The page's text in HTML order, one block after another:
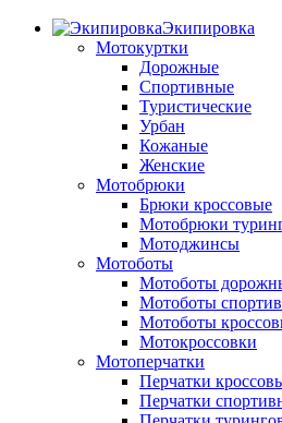
Экипировка
Мотокуртки
Дорожные
Спортивные
Туристические
Урбан
Кожаные
Женские
Мотобрюки
Брюки кроссовые
Мотобрюки
Мотоджинсы
Мотоботы
Мотоботы
Мотоботы
Мотоботы
Мотокроссовки
Мотоперчатки
Перчатки
Перчатки